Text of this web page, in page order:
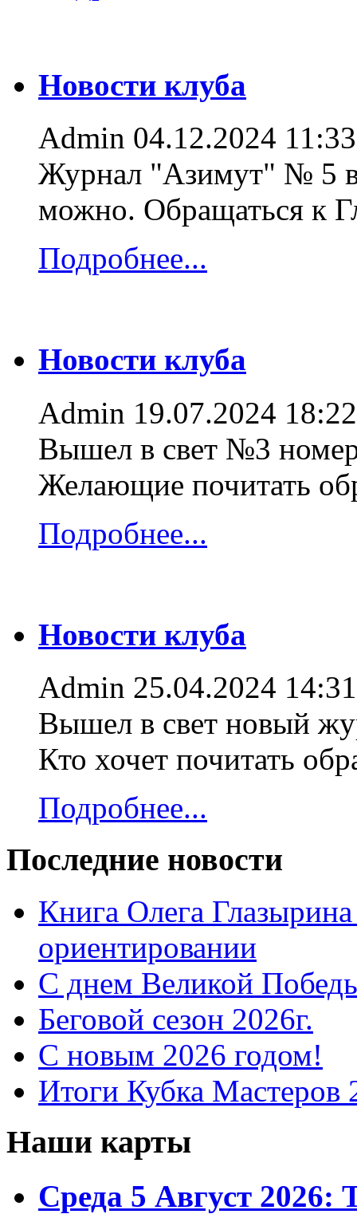
Новости клуба
Admin 04.12.2024 11:33
Журнал "Азимут" № 5
можно. Обращаться к
Подробнее...
Новости клуба
Admin 19.07.2024 18:22
Вышел в свет №3
Желающие почитать
Подробнее...
Новости клуба
Admin 25.04.2024 14:31
Вышел в свет новый
Кто хочет почитать
Подробнее...
Последние новости
Книга Олега
ориентировании
С днем Великой
Беговой сезон 2026г.
С новым 2026 годом!
Итоги Кубка Мастеров
Наши карты
Среда 5 Август 2026: